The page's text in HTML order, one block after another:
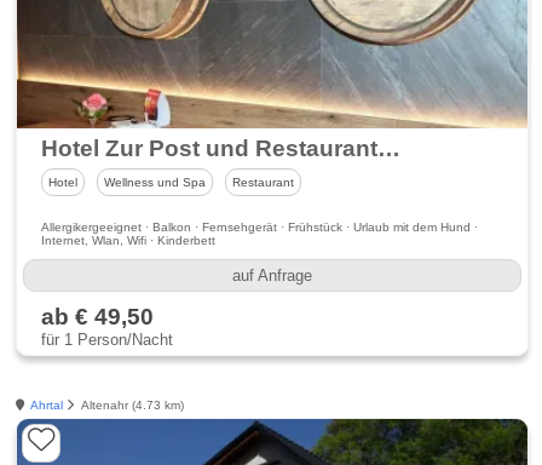
Hotel Zur Post und Restaurant im Ahrtal
Hotel Wellness und Spa Restaurant
Allergikergeeignet · Balkon · Fernsehgerät · Frühstück · Urlaub mit dem Hund ·
Internet, Wlan, Wifi · Kinderbett
auf Anfrage
ab € 49,50
für 1 Person/Nacht
Ahrtal Altenahr (4.73 km)